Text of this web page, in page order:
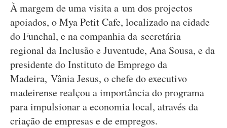
À margem de uma visita a um dos projectos
apoiados, o Mya Petit Cafe, localizado na cidade
do Funchal, e na companhia da secretária
regional da Inclusão e Juventude, Ana Sousa, e da
presidente do Instituto de Emprego da
Madeira, Vânia Jesus, o chefe do executivo
madeirense realçou a importância do programa
para impulsionar a economia local, através da
criação de empresas e de empregos.